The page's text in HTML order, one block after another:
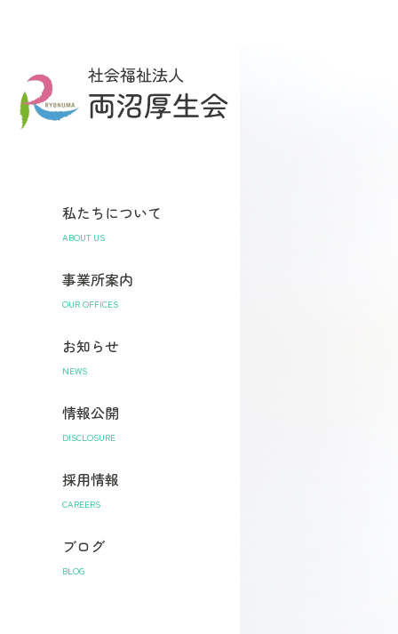
私たちについて
ABOUT US
事業所案内
OUR OFFICES
お知らせ
NEWS
情報公開
DISCLOSURE
採用情報
CAREERS
ブログ
BLOG